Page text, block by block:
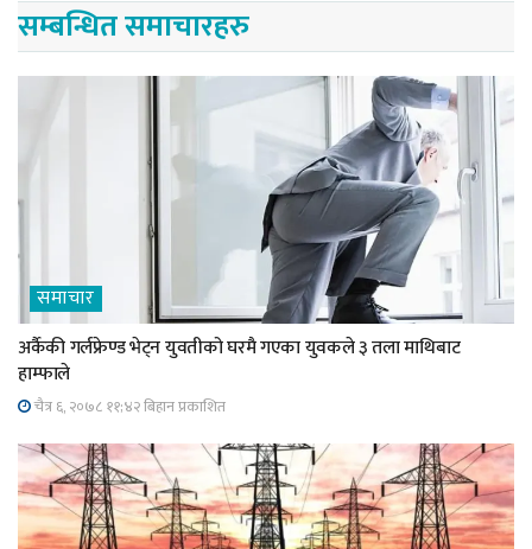
सम्बन्धित समाचारहरु
समाचार
अर्कैकी गर्लफ्रेण्ड भेट्न युवतीको घरमै गएका युवकले ३ तला माथिबाट
हाम्फाले
चैत्र ६, २०७८ ११;४२ बिहान प्रकाशित